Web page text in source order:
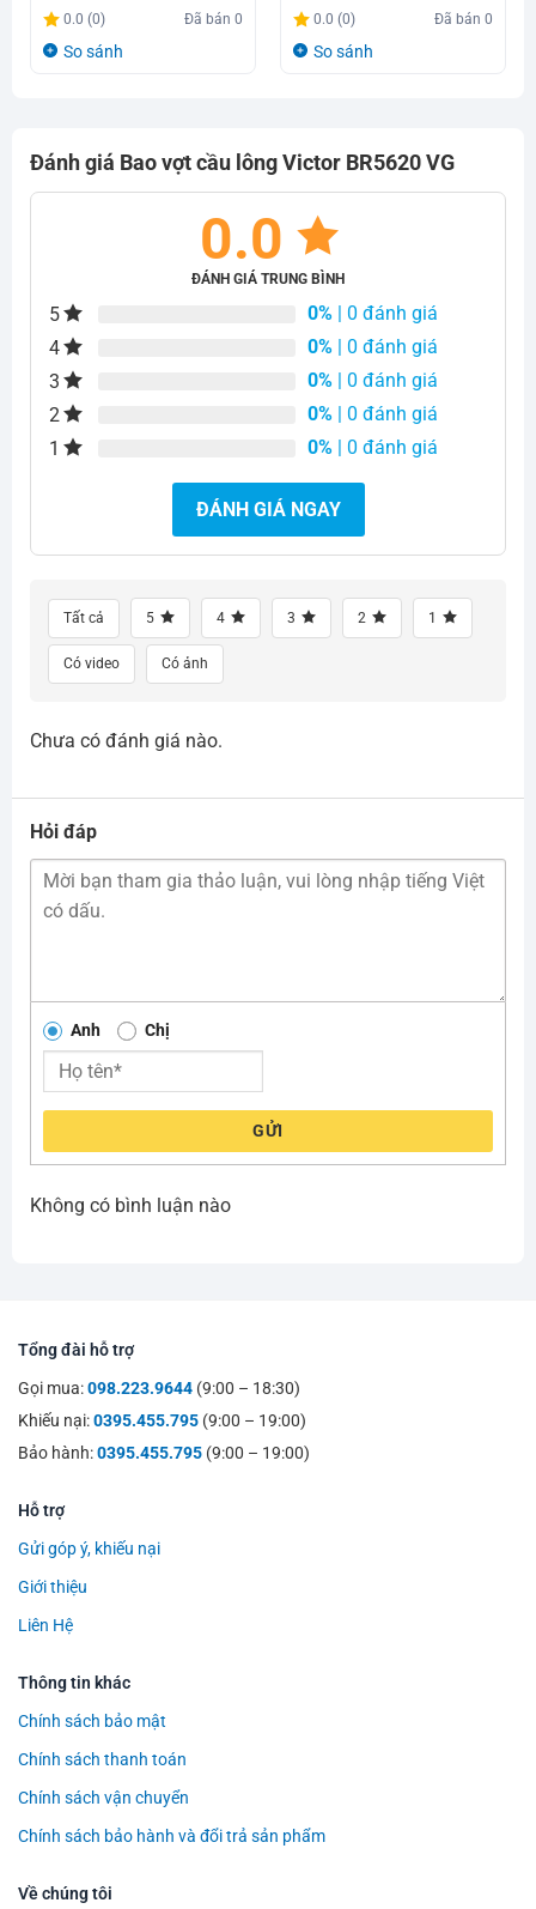
Giá
gốc
Giá
hiện
0.0 (0) Đã bán0
So sánh
Giá
gốc
Giá
hiện
0.0 (0) Đã bán0
So sánh
Đánh giá Bao vợt cầu lông Victor BR5620 VG
0.0
ĐÁNH GIÁ TRUNG BÌNH
5 0% | 0 đánh giá
4
0% | 0 đánh giá
3
0% | 0 đánh giá
2
0% | 0 đánh giá
1
0% | 0 đánh giá
ĐÁNH GIÁ NGAY
Tất cả 5 4 3 2 1
Có video Có ảnh
Chưa có đánh giá nào.
Hỏi đáp
Anh Chị
GỬI
Không có bình luận nào
Tổng đài hỗ trợ
Gọi mua:098.223.9644 (9:00 – 18:30)
Khiếu nại:0395.455.795 (9:00 – 19:00)
Bảo hành:0395.455.795 (9:00 – 19:00)
Hỗ trợ
Gửi góp ý, khiếu nại
Giới thiệu
Liên Hệ
Thông tin khác
Chính sách bảo mật
Chính sách thanh toán
Chính sách vận chuyển
Chính sách bảo hành và đổi trả sản phẩm
Về chúng tôi